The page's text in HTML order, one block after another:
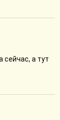
сейчас, а тут